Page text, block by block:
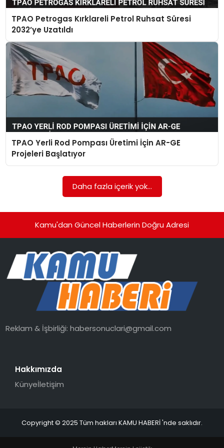
TEKNOLOJI
EĞITIM
GENEL
TPAO Petrogas Kırklareli Petrol Ruhsat Süresi
2032’ye Uzatıldı
TPAO Yerli Rod Pompası Üretimi İçin AR-GE
Projeleri Başlatıyor
Daha fazla içerik yok...
Kamu'dan Güncel Haberlerin Doğru Adresi
Reklam & İşbirliği:habersonuclari@gmail.com
Hakkımızda
Künyeİletişim
Copyright © 2025 Tüm hakları KAMU HABERİ 'nde saklıdır.